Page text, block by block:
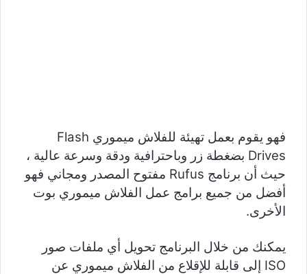
فهو يقوم بعمل تهيئة للفلاش ميموري Flash
Drives بضغطة زر وباحترافية ودقة وسرعة عالية ،
حيث أن برنامج Rufus مفتوح المصدر ومجاني فهو
أفضل من جميع برامج عمل الفلاش ميموري بوت
الأخرى.
يمكنك من خلال البرنامج تحويل أي ملفات صور
ISO إلى قابلة للإقلاع من الفلاش ميموري عن